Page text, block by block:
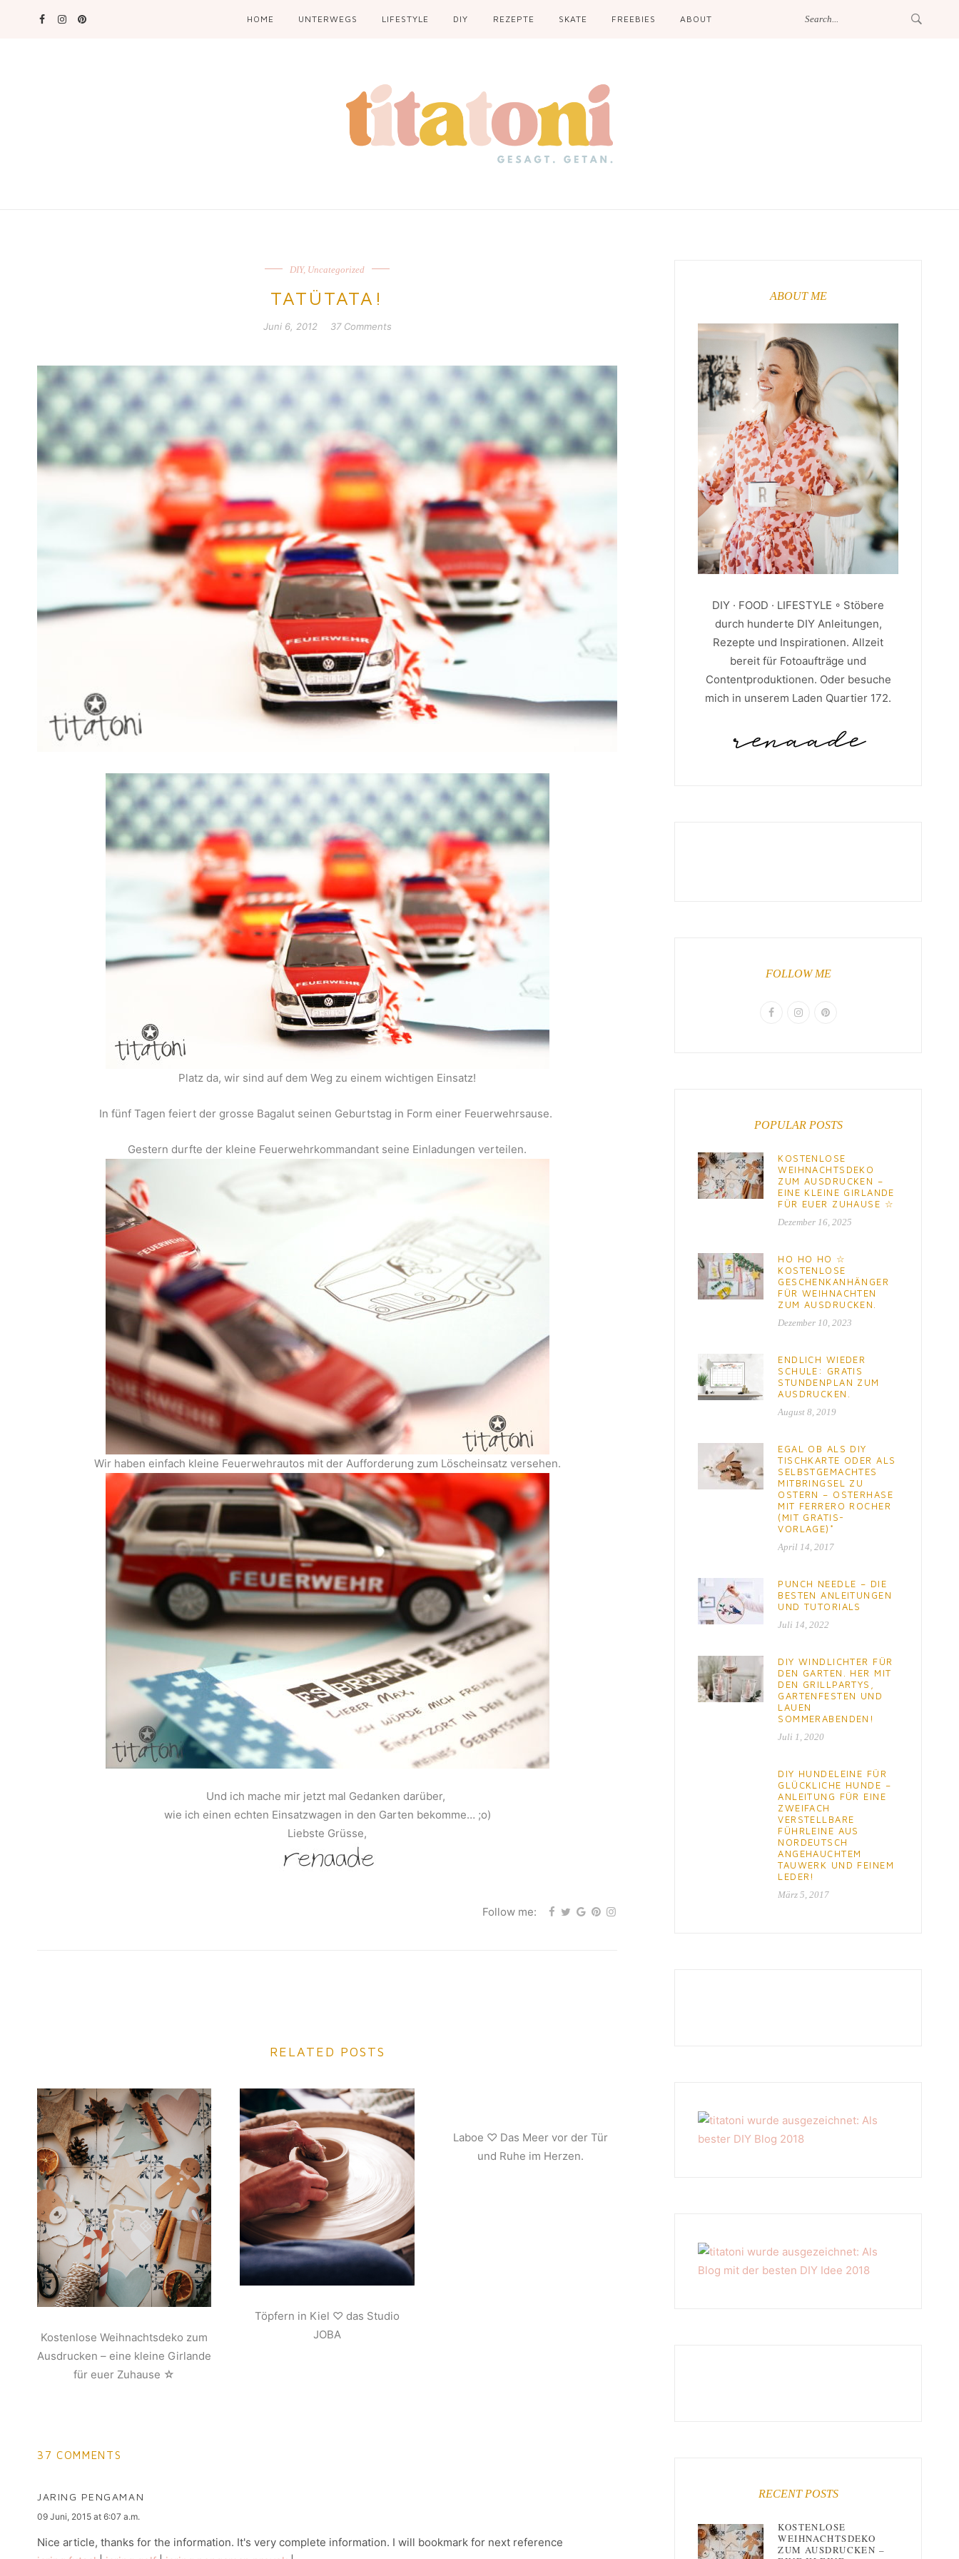
HOME UNTERWEGS LIFESTYLE DIY REZEPTE SKATE FREEBIES ABOUT
DIY, Uncategorized
TATÜTATA!
Juni 6, 2012 37 Comments
Platz da, wir sind auf dem Weg zu einem wichtigen Einsatz!
In fünf Tagen feiert der grosse Bagalut seinen Geburtstag in Form einer Feuerwehrsause.
Gestern durfte der kleine Feuerwehrkommandant seine Einladungen verteilen.
Wir haben einfach kleine Feuerwehrautos mit der Aufforderung zum Löscheinsatz versehen.
Und ich mache mir jetzt mal Gedanken darüber,
wie ich einen echten Einsatzwagen in den Garten bekomme… ;o)
Liebste Grüsse,
Follow me:
RELATED POSTS
Kostenlose Weihnachtsdeko zum
Ausdrucken – eine kleine Girlande
für euer Zuhause ☆
Töpfern in Kiel ♡ das Studio
JOBA
Laboe ♡ Das Meer vor der Tür
und Ruhe im Herzen.
37 COMMENTS
JARING PENGAMAN
says:
09 Juni, 2015 at 6:07 a.m.
Nice article, thanks for the information. It's very complete information. I will bookmark for next reference
ABOUT ME
DIY · FOOD · LIFESTYLE ◦ Stöbere
durch hunderte DIY Anleitungen,
Rezepte und Inspirationen. Allzeit
bereit für Fotoaufträge und
Contentproduktionen. Oder besuche
mich in unserem Laden Quartier 172.
FOLLOW ME
POPULAR POSTS
KOSTENLOSE
WEIHNACHTSDEKO
ZUM AUSDRUCKEN –
EINE KLEINE GIRLANDE
FÜR EUER ZUHAUSE ☆
Dezember 16, 2025
HO HO HO ☆
KOSTENLOSE
GESCHENKANHÄNGER
FÜR WEIHNACHTEN
ZUM AUSDRUCKEN.
Dezember 10, 2023
ENDLICH WIEDER
SCHULE: GRATIS
STUNDENPLAN ZUM
AUSDRUCKEN.
August 8, 2019
EGAL OB ALS DIY
TISCHKARTE ODER ALS
SELBSTGEMACHTES
MITBRINGSEL ZU
OSTERN – OSTERHASE
MIT FERRERO ROCHER
(MIT GRATIS-
VORLAGE)*
April 14, 2017
PUNCH NEEDLE – DIE
BESTEN ANLEITUNGEN
UND TUTORIALS
Juli 14, 2022
DIY WINDLICHTER FÜR
DEN GARTEN. HER MIT
DEN GRILLPARTYS,
GARTENFESTEN UND
LAUEN
SOMMERABENDEN!
Juli 1, 2020
DIY HUNDELEINE FÜR
GLÜCKLICHE HUNDE –
ANLEITUNG FÜR EINE
ZWEIFACH
VERSTELLBARE
FÜHRLEINE AUS
NORDEUTSCH
ANGEHAUCHTEM
TAUWERK UND FEINEM
LEDER!
März 5, 2017
RECENT POSTS
KOSTENLOSE
WEIHNACHTSDEKO
ZUM AUSDRUCKEN –